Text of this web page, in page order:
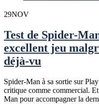
29NOV
Test de Spider-
excellent jeu
déjà-vu
Spider-Man à sa sortie sur
critique comme commercial.
Man pour accompagner la